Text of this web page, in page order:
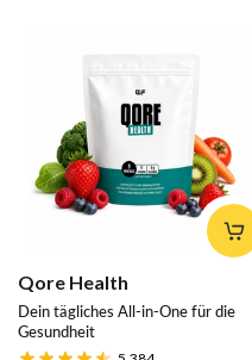
Qore Health
Dein tägliches All-in-One für die
Gesundheit